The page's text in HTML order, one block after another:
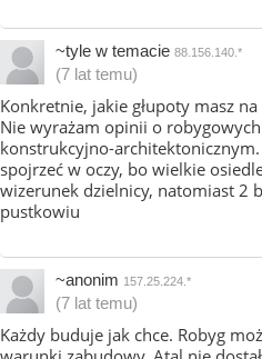
~tyle w temacie 88.156.140.*
(7 lat temu)
Konkretnie, jakie głupoty masz
Nie wyrażam opinii o
konstrukcyjno-
spojrzeć w oczy, bo wielkie
wizerunek dzielnicy, natomiast 2
pustkowiu
~anonim 157.25.224.*
(7 lat temu)
Każdy buduje jak chce. Robyg